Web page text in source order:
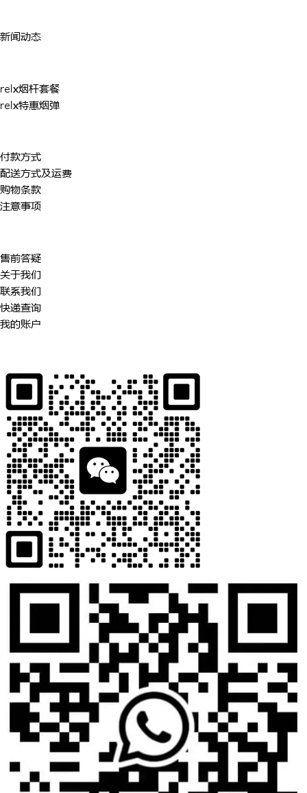
新闻动态
relx烟杆套餐
relx特惠烟弹
付款方式
配送方式及运费
购物条款
注意事项
售前答疑
关于我们
联系我们
快递查询
我的账户